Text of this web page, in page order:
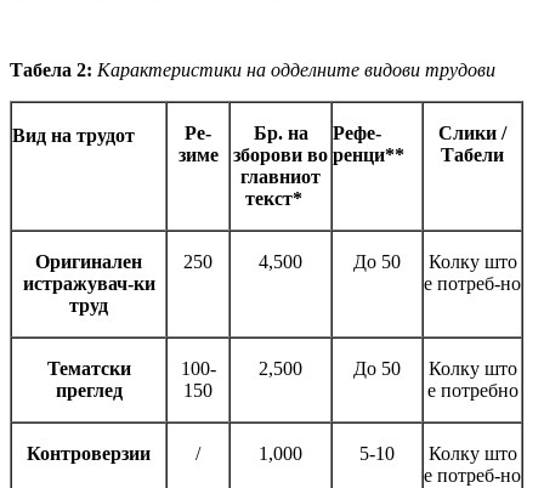
Табела 2: Карактеристики на одделните видови трудови
Вид на трудот
Ре-
зиме
Бр. на
зборови во
главниот
текст*
Рефе-
ренци**
Слики /
Табели
Оригинален
истражувач-ки
труд
250 4,500 До 50
Колку што
е потреб-но
Тематски
преглед
100-
150
2,500 До 50
Колку што
е потребно
Контроверзии / 1,000 5-10
Колку што
е потреб-но